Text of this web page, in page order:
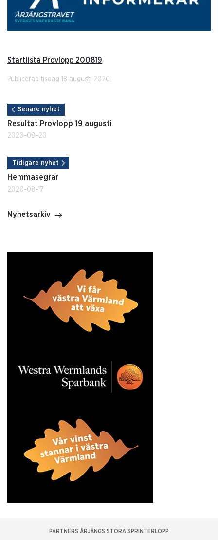
Startlista Provlopp 200819
Publicerad tisdag 18 augusti 2020.
Senare nyhet
Resultat Provlopp 19 augusti
2020-08-20
Tidigare nyhet
Hemmasegrar
2020-08-17
Nyhetsarkiv
PARTNERS ÅRJÄNGS STORA SPRINTERLOPP